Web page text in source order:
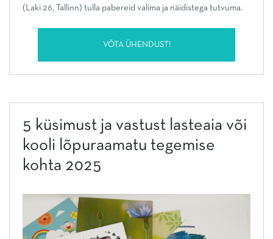
(Laki 26, Tallinn) tulla pabereid valima ja näidistega tutvuma.
VÕTA ÜHENDUST!
5 küsimust ja vastust lasteaia või
kooli lõpuraamatu tegemise
kohta 2025